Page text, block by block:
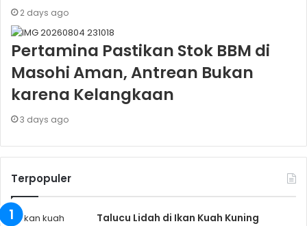
2 days ago
Pertamina Pastikan Stok BBM di
Masohi Aman, Antrean Bukan
karena Kelangkaan
3 days ago
Terpopuler
Talucu Lidah di Ikan Kuah Kuning